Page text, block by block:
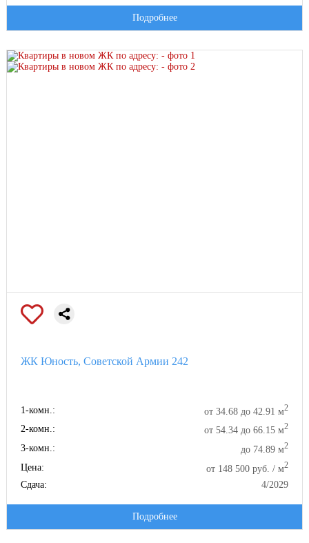
Подробнее
ЖК Юность, Советской Армии 242
1-комн.: от 34.68 до 42.91 м2
2-комн.: от 54.34 до 66.15 м2
3-комн.: до 74.89 м2
Цена: от 148 500 руб. / м2
Сдача: 4/2029
Подробнее